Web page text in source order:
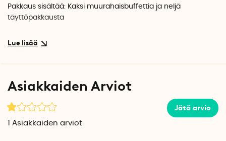
Pakkaus sisältää: Kaksi muurahaisbuffettia ja neljä
täyttöpakkausta
Täyttöpakkaus: Täyttöpakkaus
teho 3.
Asiakkaiden Arviot
Jätä arvio
Asiakkaiden arviot